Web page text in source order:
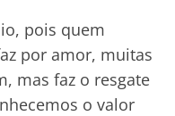
pois quem
por amor, muitas
mas faz o resgate
o valor